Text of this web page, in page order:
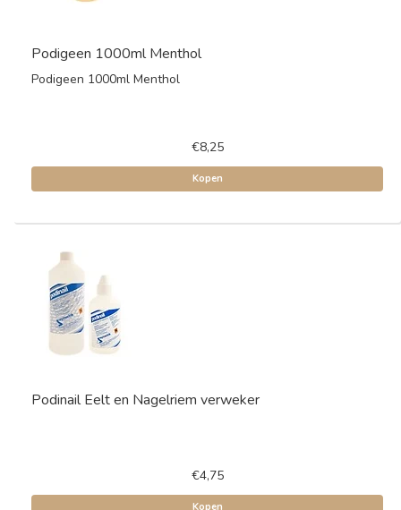
Podigeen 1000ml Menthol
Podigeen 1000ml Menthol
€8,25
Kopen
Podinail Eelt en Nagelriem verweker
€4,75
Kopen